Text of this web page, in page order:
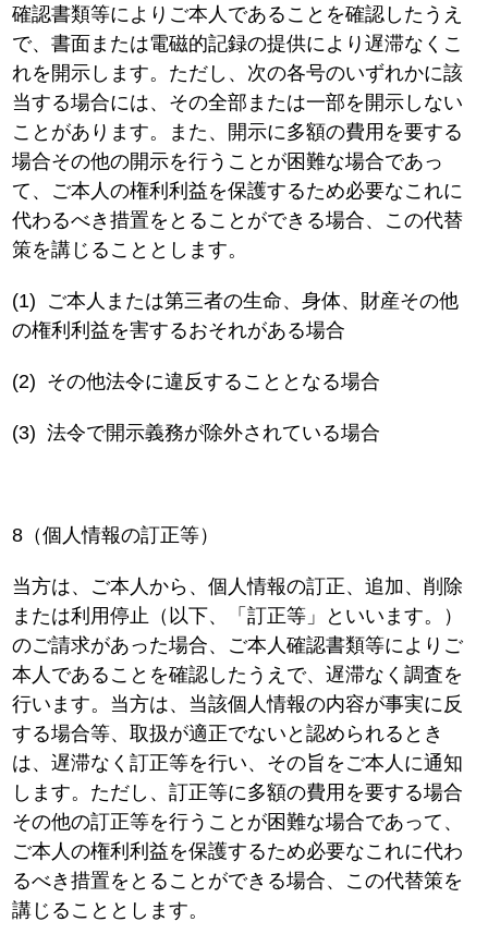
確認書類等によりご本人であることを確認したうえ
で、書面または電磁的記録の提供により遅滞なくこ
れを開示します。ただし、次の各号のいずれかに該
当する場合には、その全部または一部を開示しない
ことがあります。また、開示に多額の費用を要する
場合その他の開示を行うことが困難な場合であっ
て、ご本人の権利利益を保護するため必要なこれに
代わるべき措置をとることができる場合、この代替
策を講じることとします。
(1)
ご本人または第三者の生命、身体、財産その他
の権利利益を害するおそれがある場合
(2) その他法令に違反することとなる場合
(3) 法令で開示義務が除外されている場合
8（個人情報の訂正等）
当方は、ご本人から、個人情報の訂正、追加、削除
または利用停止（以下、「訂正等」といいます。）
のご請求があった場合、ご本人確認書類等によりご
本人であることを確認したうえで、遅滞なく調査を
行います。当方は、当該個人情報の内容が事実に反
する場合等、取扱が適正でないと認められるとき
は、遅滞なく訂正等を行い、その旨をご本人に通知
します。ただし、訂正等に多額の費用を要する場合
その他の訂正等を行うことが困難な場合であって、
ご本人の権利利益を保護するため必要なこれに代わ
るべき措置をとることができる場合、この代替策を
講じることとします。